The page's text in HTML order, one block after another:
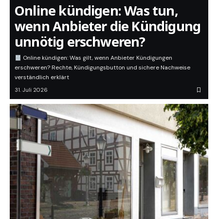
Online kündigen: Was tun,
wenn Anbieter die Kündigung
unnötig erschweren?
Online kündigen: Was gilt, wenn Anbieter Kündigungen
erschweren? Rechte, Kündigungsbutton und sichere Nachweise
verständlich erklärt
31. Juli 2026